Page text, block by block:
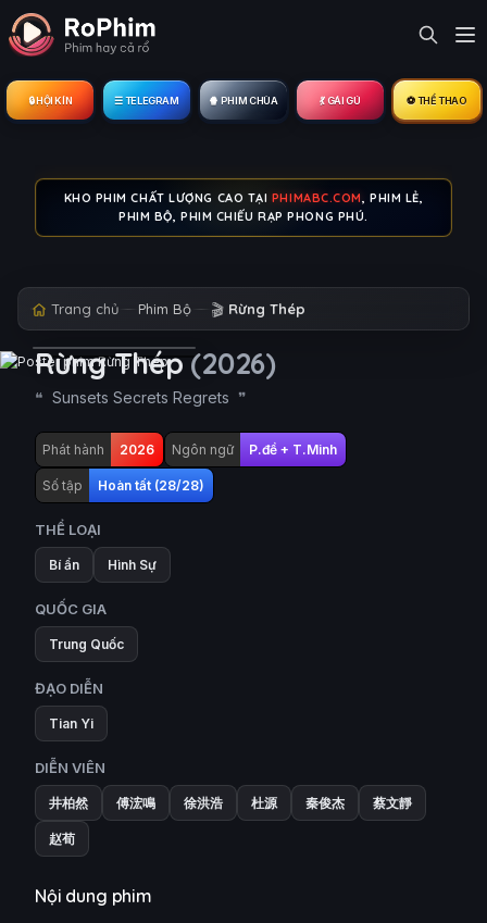
🔒︎ HỘI KÍN ☰ TELEGRAM 🍿 PHIM CHÙA 💃 GÁI GÚ ⚽ THỂ THAO
KHO PHIM CHẤT LƯỢNG CAO TẠI PHIMABC.COM, PHIM LẺ,
PHIM BỘ, PHIM CHIẾU RẠP PHONG PHÚ.
Trang chủ Phim Bộ 🎬 Rừng Thép
Rừng Thép (2026)
Sunsets Secrets Regrets
Phát hành 2026 Ngôn ngữ P.đề + T.Minh
Số tập Hoàn tất (28/28)
THỂ LOẠI
Bí ẩn Hình Sự
QUỐC GIA
Trung Quốc
ĐẠO DIỄN
Tian Yi
DIỄN VIÊN
井柏然 傅浤鳴 徐洪浩 杜源 秦俊杰 蔡文靜
赵荀
Nội dung phim